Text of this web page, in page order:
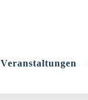
Veranstaltungen